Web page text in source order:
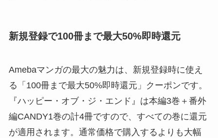
新規登録で100冊まで最大50%即時還元
Amebaマンガの最大の魅力は、新規登録時に使え
る「100冊まで最大50%即時還元」クーポンです。
『ハッピー・オブ・ジ・エンド』は本編3巻＋番外
編CANDY1巻の計4冊ですので、すべての巻に還元
が適用されます。通常価格で購入するよりも大幅